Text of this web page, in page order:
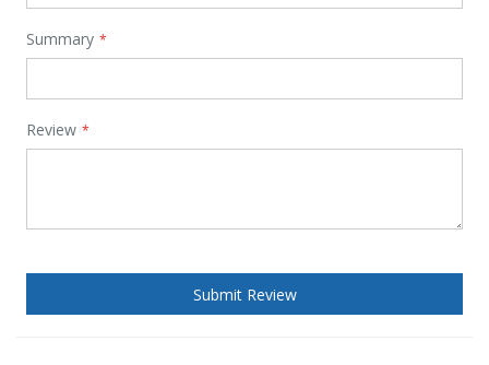
Summary
Review
Submit Review